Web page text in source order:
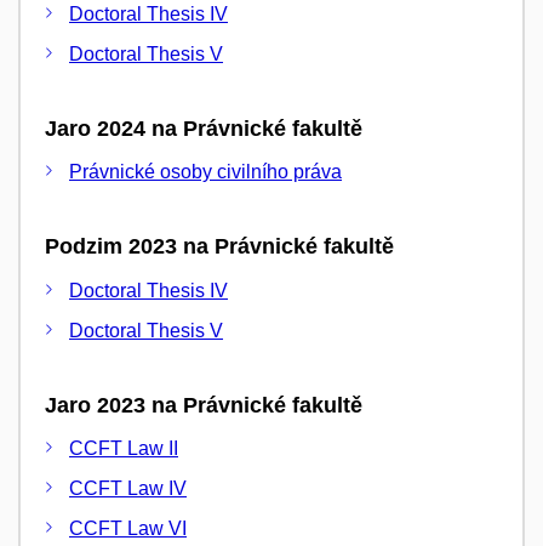
Doctoral Thesis IV
Doctoral Thesis V
Jaro 2024 na Právnické fakultě
Právnické osoby civilního práva
Podzim 2023 na Právnické fakultě
Doctoral Thesis IV
Doctoral Thesis V
Jaro 2023 na Právnické fakultě
CCFT Law II
CCFT Law IV
CCFT Law VI